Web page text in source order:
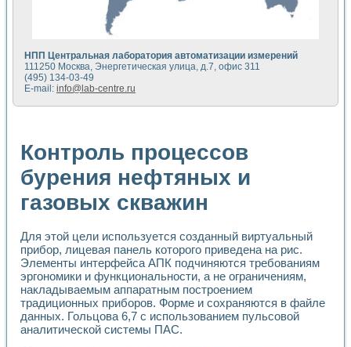
Виртуальный прибор для исследования функциональных
Исследование возможности создания экономичного
Исследование кинетики движения макрочастиц в
Метод прогнозирования свойств дисперсных продуктов
Недорогая система управления сверхпроводящим
Применение технологий NI в курсе экспериментальной
Расчет переноса аэрозоля и выпадения осадка в
Применение NI VISION для геометрического анализа в
Система температурной стабилизации
Управление движением с помощью программно -
Определение параметров всплывающих газовых
Система управления асинхронным тиристорным
Применение средств NATIONAL INSTRUMENTS для
Разработка автоматизированного стенда для
Автоматизированный стенд рентгеновской диагностики
Высокочувствительные оптоэлектронные
Установка для измерения диэлектрических свойств
Исследование кинетики зарождения и развития
Лабораторный электрический импедансный томограф на
НПП Центральная лаборатория автоматизации измерений
111250 Москва, Энергетическая улица, д.7, офис 311
(495) 134-03-49
E-mail: info@lab-centre.ru
Контроль процессов
бурения нефтяных и
газовых скважин
Для этой цели используется созданный виртуальный
прибор, лицевая панель которого приведена на рис.
Элементы интерфейса АПК подчиняются требованиям
эргономики и функциональности, а не ограничениям,
накладываемым аппаратным построением
традиционных приборов. Форме и сохраняются в файле
данных. Гольцова 6,7 с использованием пульсовой
аналитической системы ПАС.